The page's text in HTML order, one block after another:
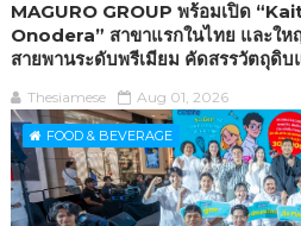
MAGURO GROUP พร้อมเปิด
Onodera” สาขาแรกในไทย และให
สายพานระดับพรีเมียม คัดสรรวัตถุดิ
Thesiamese Aug 01, 2026
FOOD & BEVERAGE